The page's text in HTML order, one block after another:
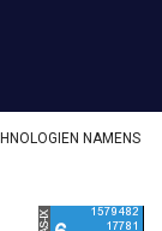
NAMENS